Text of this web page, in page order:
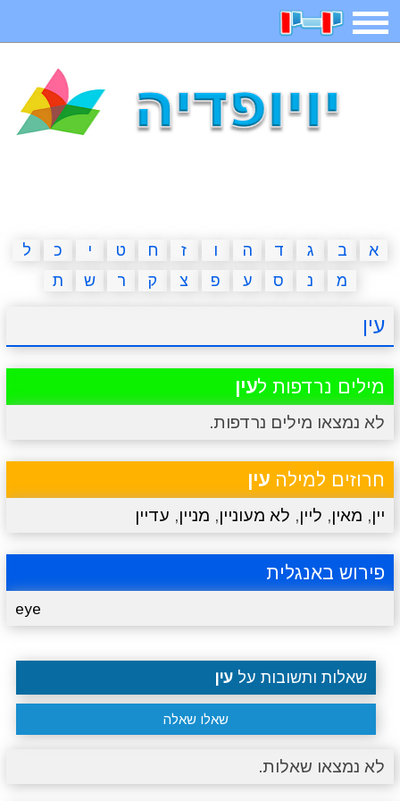
תפריט
איש תלוי מדריכים פוקימון גו מצא הבדלים
יצירה משחקי בנות אשליות חדשות
א ב ג ד ה ו ז ח ט י כ
ל
מ
נ ס ע פ צ ק ר ש ת
עין
מילים נרדפות לעין
לא נמצאו מילים נרדפות.
חרוזים למילה עין
יין, מאין, ליין, לא מעוניין, מניין, עדיין
פירוש באנגלית
eye
שאלות ותשובות על עין
שאלו שאלה
לא נמצאו שאלות.